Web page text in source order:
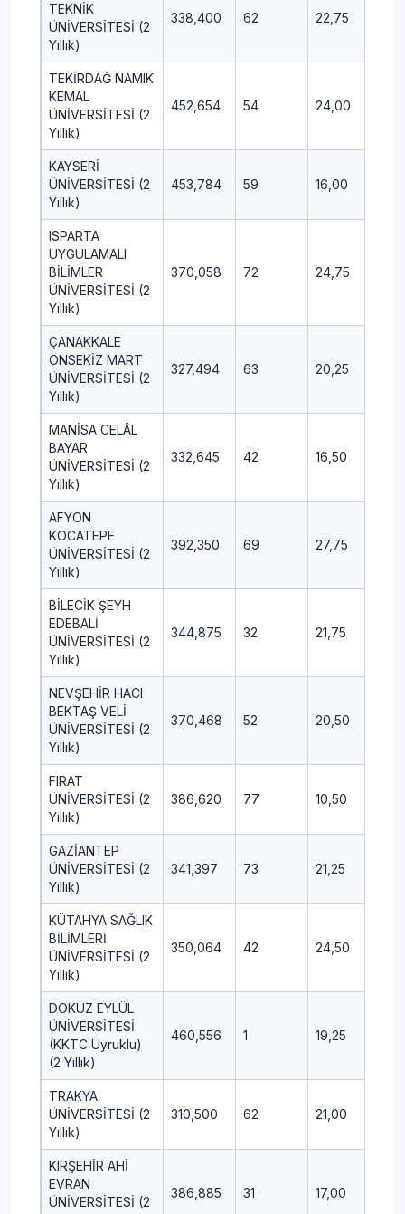
TEKNİK
ÜNİVERSİTESİ (2
Yıllık)
338,400 62 22,75
TEKİRDAĞ NAMIK
KEMAL
ÜNİVERSİTESİ (2
Yıllık)
452,654 54 24,00
KAYSERİ
ÜNİVERSİTESİ (2
Yıllık)
453,784 59 16,00
ISPARTA
UYGULAMALI
BİLİMLER
ÜNİVERSİTESİ (2
Yıllık)
370,058 72 24,75
ÇANAKKALE
ONSEKİZ MART
ÜNİVERSİTESİ (2
Yıllık)
327,494 63 20,25
MANİSA CELÂL
BAYAR
ÜNİVERSİTESİ (2
Yıllık)
332,645 42 16,50
AFYON
KOCATEPE
ÜNİVERSİTESİ (2
Yıllık)
392,350 69 27,75
BİLECİK ŞEYH
EDEBALİ
ÜNİVERSİTESİ (2
Yıllık)
344,875 32 21,75
NEVŞEHİR HACI
BEKTAŞ VELİ
ÜNİVERSİTESİ (2
Yıllık)
370,468 52 20,50
FIRAT
ÜNİVERSİTESİ (2
Yıllık)
386,620 77 10,50
GAZİANTEP
ÜNİVERSİTESİ (2
Yıllık)
341,397 73 21,25
KÜTAHYA SAĞLIK
BİLİMLERİ
ÜNİVERSİTESİ (2
Yıllık)
350,064 42 24,50
DOKUZ EYLÜL
ÜNİVERSİTESİ
(KKTC Uyruklu)
(2 Yıllık)
460,556 1 19,25
TRAKYA
ÜNİVERSİTESİ (2
Yıllık)
310,500 62 21,00
KIRŞEHİR AHİ
EVRAN
ÜNİVERSİTESİ (2
386,885 31 17,00